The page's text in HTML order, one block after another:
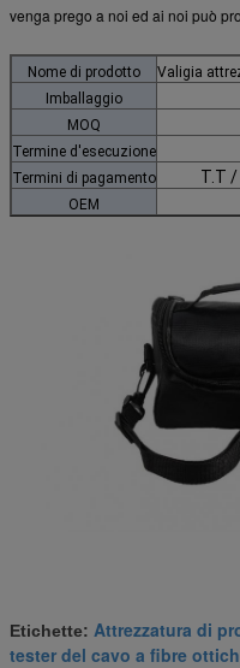
venga prego a noi ed ai noi può
Nome di prodotto
Valigia
Imballaggio
MOQ
Termine d'esecuzione
Termini di pagamento
T.T /
OEM
Etichette: Attrezzatura di
tester del cavo a fibre